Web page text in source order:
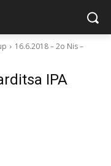
16.6.2018 – 2ο Nis –
IPA